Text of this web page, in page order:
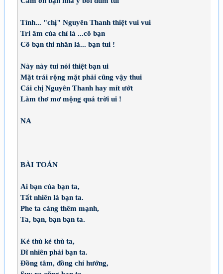
Tính... "chị" Nguyên Thanh thiệt vui vui
Tri âm của chỉ là ...cô bạn
Cô bạn thi nhân là... bạn tui !
Này này tui nói thiệt bạn ui
Mặt trái rộng mặt phải cũng vậy thui
Cái chị Nguyên Thanh hay mít ướt
Làm thơ mơ mộng quá trời ui !
NA
BÀI TOÁN
Ai bạn của bạn ta,
Tất nhiên là bạn ta.
Phe ta càng thêm mạnh,
Ta, bạn, bạn bạn ta.
Kẻ thù kẻ thù ta,
Dĩ nhiên phải bạn ta.
Đồng tâm, đồng chí hướng,